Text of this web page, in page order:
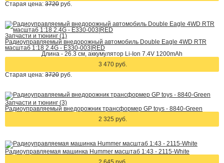
Старая цена: 3720 руб.
Запчасти и тюнинг (1)
Радиоуправляемый внедорожный автомобиль Double Eagle 4WD RTR
масштаб 1:18 2.4G - E330-003|RED
Длина - 26.3 см, аккумулятор Li-Ion 7.4V 1200mAh
3 470 руб.
Старая цена: 3720 руб.
Запчасти и тюнинг (3)
Радиоуправляемый внедорожник трансформер GP toys - 8840-Green
2 325 руб.
Радиоуправляемая машинка Hummer масштаб 1:43 - 2115-White